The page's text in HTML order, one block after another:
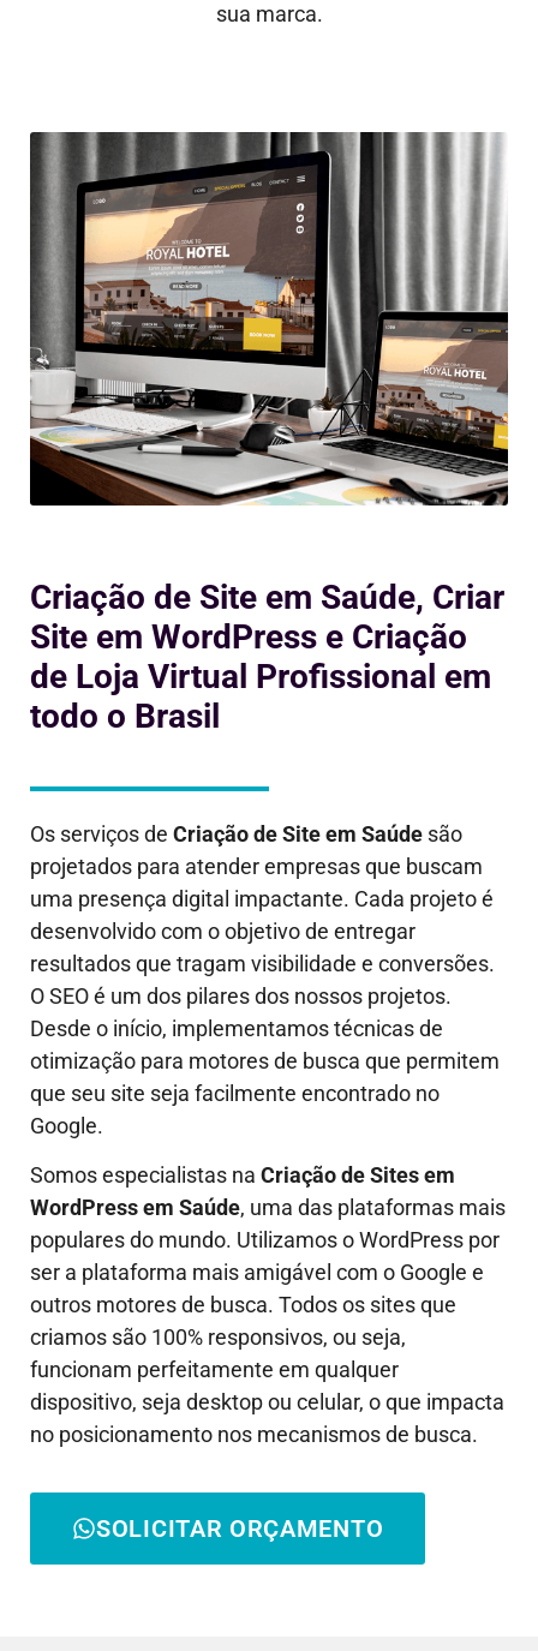
sua marca.
Criação de Site em Saúde, Criar
Site em WordPress e Criação
de Loja Virtual Profissional em
todo o Brasil
Os serviços de Criação de Site em Saúde são
projetados para atender empresas que buscam
uma presença digital impactante. Cada projeto é
desenvolvido com o objetivo de entregar
resultados que tragam visibilidade e conversões.
O SEO é um dos pilares dos nossos projetos.
Desde o início, implementamos técnicas de
otimização para motores de busca que permitem
que seu site seja facilmente encontrado no
Google.
Somos especialistas na Criação de Sites em
WordPress em Saúde, uma das plataformas mais
populares do mundo. Utilizamos o WordPress por
ser a plataforma mais amigável com o Google e
outros motores de busca. Todos os sites que
criamos são 100% responsivos, ou seja,
funcionam perfeitamente em qualquer
dispositivo, seja desktop ou celular, o que impacta
no posicionamento nos mecanismos de busca.
SOLICITAR ORÇAMENTO